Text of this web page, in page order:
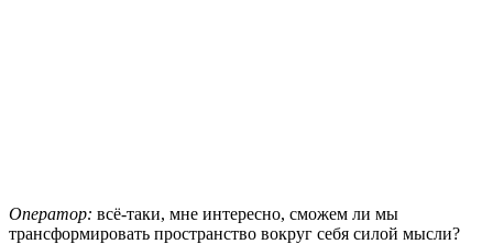
Оператор: всё-таки, мне интересно, сможем ли мы
трансформировать пространство вокруг себя силой мысли?